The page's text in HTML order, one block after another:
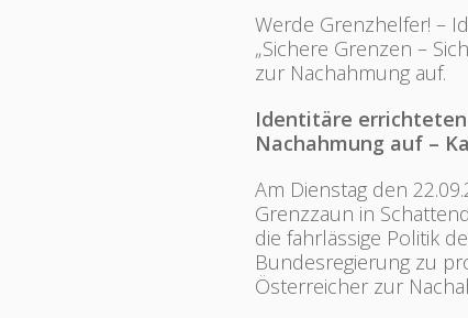
Werde Grenzhelfer! –
„Sichere Grenzen –
zur Nachahmung auf.
Identitäre
Nachahmung auf –
Am Dienstag den
Grenzzaun in
die fahrlässige Politik
Bundesregierung zu
Österreicher zur